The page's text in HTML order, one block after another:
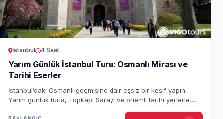
İstanbul 4 Saat
Yarım Günlük İstanbul Turu: Osmanlı Mirası ve
Tarihi Eserler
İstanbul’daki Osmanlı geçmişine dair eşsiz bir keşif yapın.
Yarım günlük turla, Topkapı Sarayı ve önemli tarihi yerlerle